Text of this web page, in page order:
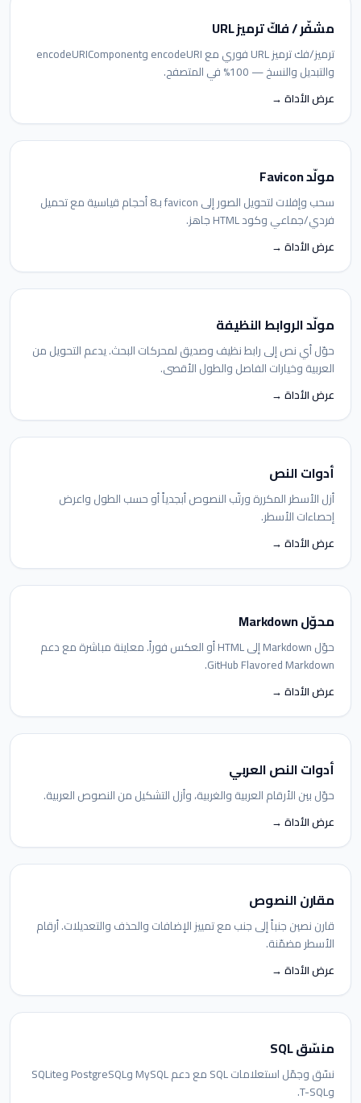
مشفّر / فاكّ ترميز URL
ترميز/فك ترميز URL فوري مع encodeURI وencodeURIComponent
والتبديل والنسخ — 100% في المتصفح.
عرض الأداة →
مولّد Favicon
سحب وإفلات لتحويل الصور إلى favicon بـ8 أحجام قياسية مع تحميل
فردي/جماعي وكود HTML جاهز.
عرض الأداة →
مولّد الروابط النظيفة
حوّل أي نص إلى رابط نظيف وصديق لمحركات البحث. يدعم التحويل من
العربية وخيارات الفاصل والطول الأقصى.
عرض الأداة →
أدوات النص
أزل الأسطر المكررة ورتّب النصوص أبجدياً أو حسب الطول واعرض
إحصاءات الأسطر.
عرض الأداة →
محوّل Markdown
حوّل Markdown إلى HTML أو العكس فوراً. معاينة مباشرة مع دعم
GitHub Flavored Markdown.
عرض الأداة →
أدوات النص العربي
حوّل بين الأرقام العربية والغربية، وأزل التشكيل من النصوص العربية.
عرض الأداة →
مقارن النصوص
قارن نصين جنباً إلى جنب مع تمييز الإضافات والحذف والتعديلات. أرقام
الأسطر مضمّنة.
عرض الأداة →
منسّق SQL
نسّق وجمّل استعلامات SQL مع دعم MySQL وPostgreSQL وSQLite
وT-SQL.